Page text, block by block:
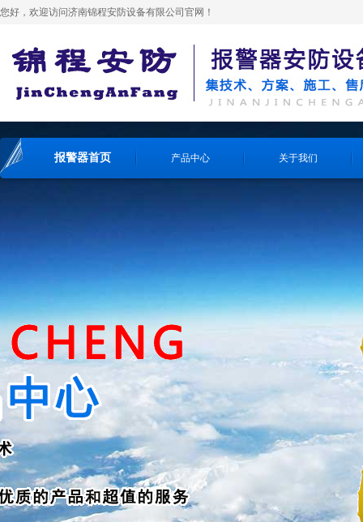
您好，欢迎访问济南锦程安防设备有限公司官网！
报警器首页 产品中心 关于我们